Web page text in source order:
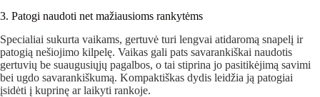
3. Patogi naudoti net mažiausioms rankytėms
Specialiai sukurta vaikams, gertuvė turi lengvai atidaromą snapelį ir
patogią nešiojimo kilpelę. Vaikas gali pats savarankiškai naudotis
gertuvių be suaugusiųjų pagalbos, o tai stiprina jo pasitikėjimą savimi
bei ugdo savarankiškumą. Kompaktiškas dydis leidžia ją patogiai
įsidėti į kuprinę ar laikyti rankoje.